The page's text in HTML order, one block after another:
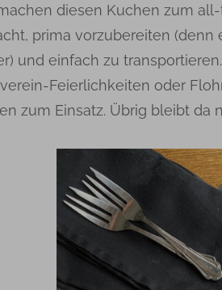
diesen Kuchen zum
prima vorzubereiten (denn
und einfach zu
Feierlichkeiten oder
zum Einsatz. Übrig bleibt da